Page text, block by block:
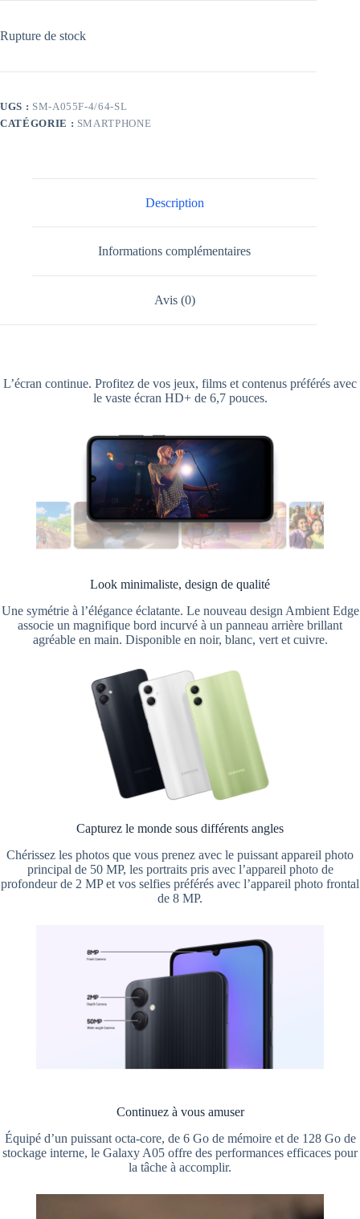
Rupture de stock
UGS : SM-A055F-4/64-SL
CATÉGORIE : SMARTPHONE
Description
Informations complémentaires
Avis (0)
L’écran continue. Profitez de vos jeux, films et contenus préférés avec
le vaste écran HD+ de 6,7 pouces.
Look minimaliste, design de qualité
Une symétrie à l’élégance éclatante. Le nouveau design Ambient Edge
associe un magnifique bord incurvé à un panneau arrière brillant
agréable en main. Disponible en noir, blanc, vert et cuivre.
Capturez le monde sous différents angles
Chérissez les photos que vous prenez avec le puissant appareil photo
principal de 50 MP, les portraits pris avec l’appareil photo de
profondeur de 2 MP et vos selfies préférés avec l’appareil photo frontal
de 8 MP.
Continuez à vous amuser
Équipé d’un puissant octa-core, de 6 Go de mémoire et de 128 Go de
stockage interne, le Galaxy A05 offre des performances efficaces pour
la tâche à accomplir.